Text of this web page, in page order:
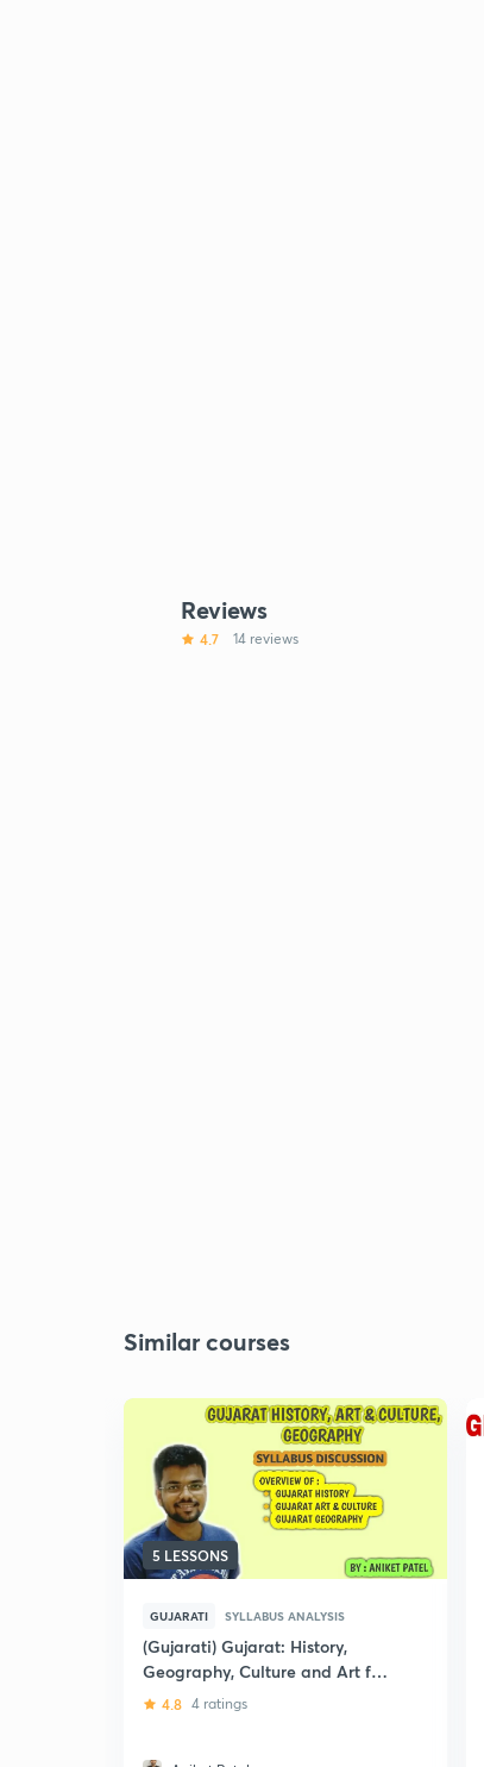
Reviews
4.7 14 reviews
Similar courses
5 LESSONS
GUJARATI SYLLABUS ANALYSIS
(Gujarati) Gujarat: History,
Geography, Culture and Art for
GPSC
4.8 4 ratings